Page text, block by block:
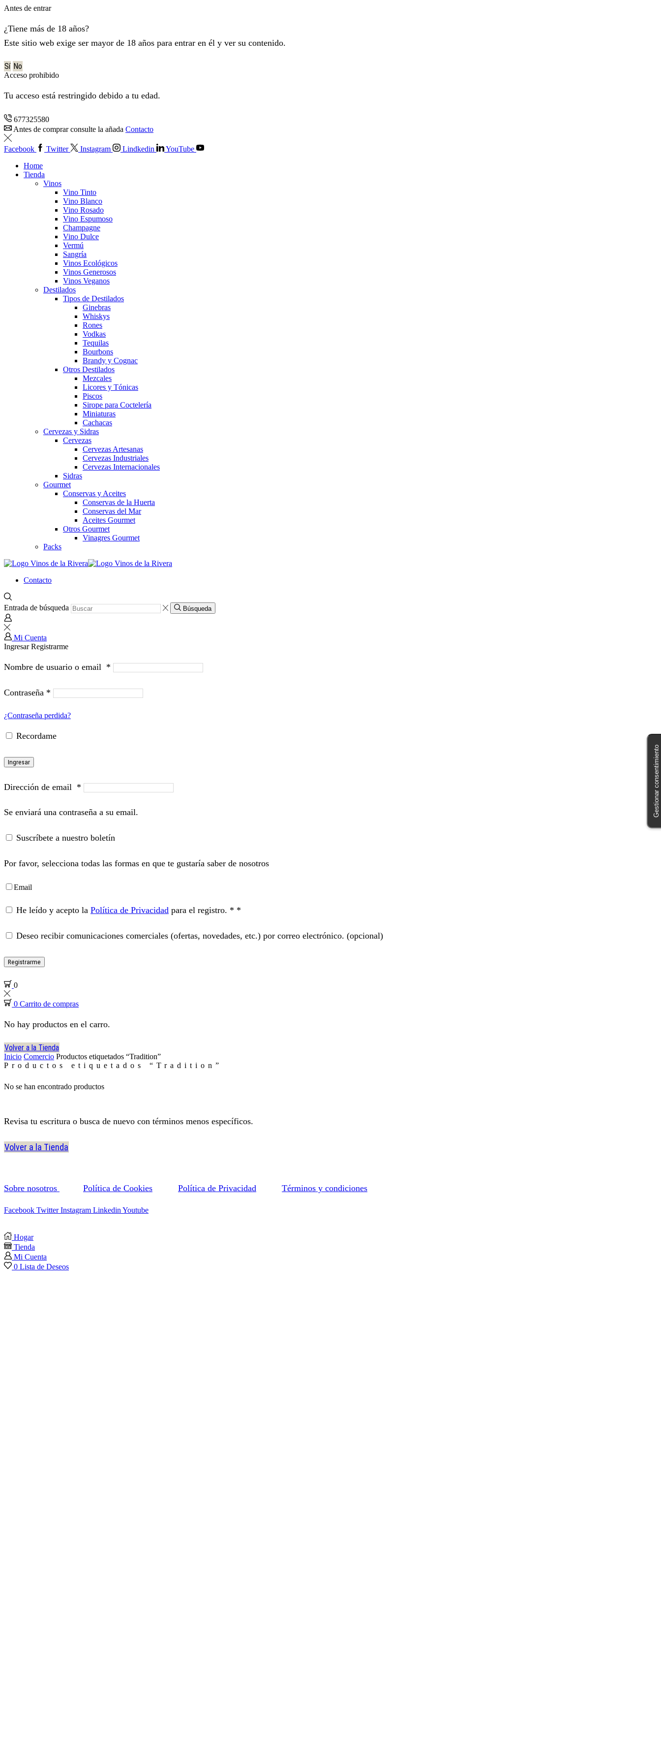
Antes de entrar
¿Tiene más de 18 años?
Este sitio web exige ser mayor de 18 años para entrar en él y ver su contenido.
Sí No
Acceso prohibido
Tu acceso está restringido debido a tu edad.
677325580
Antes de comprar consulte la añada Contacto
Facebook Twitter Instagram Lindkedin
YouTube
Home
Tienda
Vinos
Vino Tinto
Vino Blanco
Vino Rosado
Vino Espumoso
Champagne
Vino Dulce
Vermú
Sangría
Vinos Ecológicos
Vinos Generosos
Vinos Veganos
Destilados
Tipos de Destilados
Ginebras
Whiskys
Rones
Vodkas
Tequilas
Bourbons
Brandy y Cognac
Otros Destilados
Mezcales
Licores y Tónicas
Piscos
Sirope para Coctelería
Miniaturas
Cachacas
Cervezas y Sidras
Cervezas
Cervezas Artesanas
Cervezas Industriales
Cervezas Internacionales
Sidras
Gourmet
Conservas y Aceites
Conservas de la Huerta
Conservas del Mar
Aceites Gourmet
Otros Gourmet
Vinagres Gourmet
Packs
Contacto
Entrada de búsqueda Búsqueda
Mi Cuenta
IngresarRegistrarme
Nombre de usuario o email *
Contraseña *
¿Contraseña perdida?
Recordame
Ingresar
Dirección de email *
Se enviará una contraseña a su email.
Suscríbete a nuestro boletín
Por favor, selecciona todas las formas en que te gustaría saber de nosotros
Email
He leído y acepto la Política de Privacidad para el registro. * *
Deseo recibir comunicaciones comerciales (ofertas, novedades, etc.) por correo electrónico. (opcional)
Registrarme
0
0 Carrito de compras
No hay productos en el carro.
Volver a la Tienda
Inicio Comercio Productos etiquetados “Tradition”
Productos etiquetados “Tradition”
No se han encontrado productos
Revisa tu escritura o busca de nuevo con términos menos específicos.
Volver a la Tienda
Sobre nosotros Política de Cookies Política de Privacidad Términos y condiciones
Facebook Twitter Instagram Linkedin Youtube
Hogar
Tienda
Mi Cuenta
0 Lista de Deseos
Gestionar consentimiento